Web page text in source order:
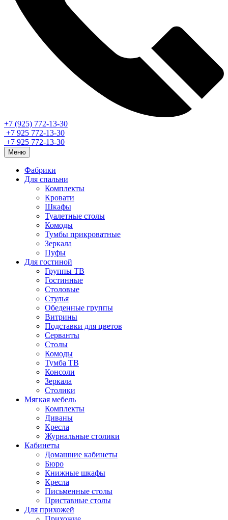
+7 (925) 772-13-30
+7 925 772-13-30
+7 925 772-13-30
Меню
Фабрики
Для спальни
Комплекты
Кровати
Шкафы
Туалетные столы
Комоды
Тумбы прикроватные
Зеркала
Пуфы
Для гостиной
Группы ТВ
Гостинные
Столовые
Стулья
Обеденные группы
Витрины
Подставки для цветов
Серванты
Столы
Комоды
Тумба ТВ
Консоли
Зеркала
Столики
Мягкая мебель
Комплекты
Диваны
Кресла
Журнальные столики
Кабинеты
Домашние кабинеты
Бюро
Книжные шкафы
Кресла
Письменные столы
Приставные столы
Для прихожей